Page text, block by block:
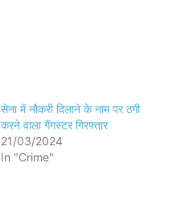
सेना में नौकरी दिलाने के नाम पर ठगी
करने वाला गैंगस्टर गिरफ्तार
21/03/2024
In "Crime"